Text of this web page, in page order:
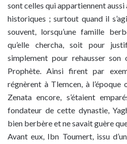
sont celles qui appartiennent
historiques ; surtout quand il
souvent, lorsqu’une famille
qu’elle chercha, soit pour
simplement pour rehausser
Prophète. Ainsi firent par
régnèrent à Tlemcen, à l’époque
Zenata encore, s’étaient
fondateur de cette dynastie,
bien berbère et ne savait guère
Avant eux, Ibn Toumert, issu